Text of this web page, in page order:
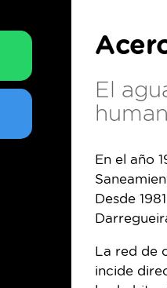
El
En el año
Desde
La red de
incide